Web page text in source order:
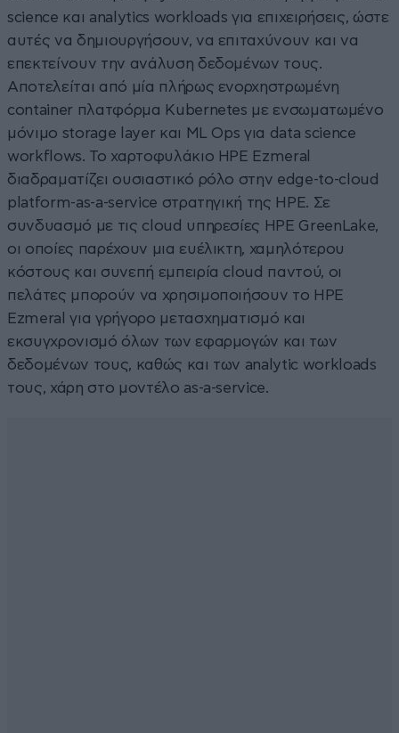
science και analytics workloads για επιχειρήσεις, ώστε
αυτές να δημιουργήσουν, να επιταχύνουν και να
επεκτείνουν την ανάλυση δεδομένων τους.
Αποτελείται από μία πλήρως ενορχηστρωμένη
container πλατφόρμα Kubernetes με ενσωματωμένο
μόνιμο storage layer και ML Ops για data science
workflows. Το χαρτοφυλάκιο HPE Ezmeral
διαδραματίζει ουσιαστικό ρόλο στην edge-to-cloud
platform-as-a-service στρατηγική της HPE. Σε
συνδυασμό με τις cloud υπηρεσίες HPE GreenLake,
οι οποίες παρέχουν μια ευέλικτη, χαμηλότερου
κόστους και συνεπή εμπειρία cloud παντού, οι
πελάτες μπορούν να χρησιμοποιήσουν το HPE
Ezmeral για γρήγορο μετασχηματισμό και
εκσυγχρονισμό όλων των εφαρμογών και των
δεδομένων τους, καθώς και των analytic workloads
τους, χάρη στο μοντέλο as-a-service.